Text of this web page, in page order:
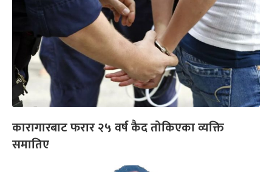
कारागारबाट फरार २५ वर्ष कैद तोकिएका व्यक्ति
समातिए